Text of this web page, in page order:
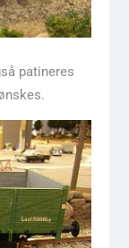
patineres